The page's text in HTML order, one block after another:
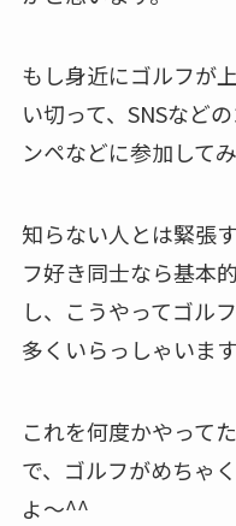
もし身近にゴルフが
い切って、SNSなど
ンペなどに参加して
知らない人とは緊張
フ好き同士なら基本
し、こうやってゴル
多くいらっしゃいま
これを何度かやって
で、ゴルフがめちゃ
よ～^^